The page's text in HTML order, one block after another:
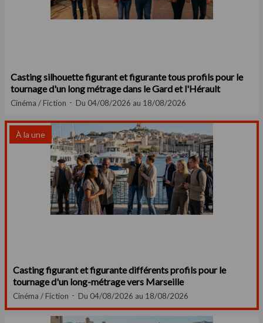
Casting silhouette figurant et figurante tous profils pour le
tournage d'un long métrage dans le Gard et l'Hérault
Cinéma / Fiction Du 04/08/2026 au 18/08/2026
À la une
Casting figurant et figurante différents profils pour le
tournage d'un long-métrage vers Marseille
Cinéma / Fiction Du 04/08/2026 au 18/08/2026